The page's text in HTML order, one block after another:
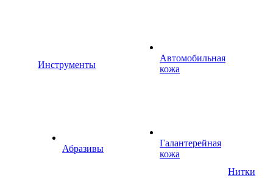
Инструменты
Абразивы
Автомобильная
кожа
Галантерейная
кожа
Нитки